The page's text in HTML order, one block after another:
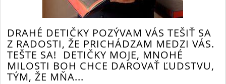
DRAHÉ DETIČKY POZÝVAM VÁS TEŠIŤ SA
Z RADOSTI, ŽE PRICHÁDZAM MEDZI VÁS.
TEŠTE SA! DETIČKY MOJE, MNOHÉ
MILOSTI BOH CHCE DAROVAŤ ĽUDSTVU,
TÝM, ŽE MŇA...